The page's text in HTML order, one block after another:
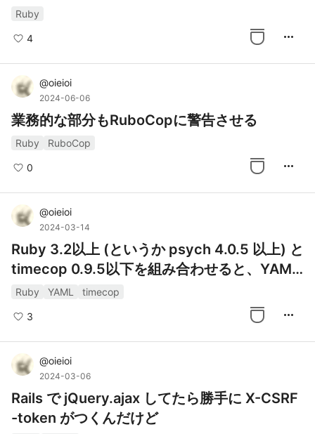
なくてもArgumentErrorにならないのはなぜ
か
Ruby
4 more_horiz
@oieioi
2024-06-06
業務的な部分もRuboCopに警告させる
Ruby RuboCop
0 more_horiz
@oieioi
2024-03-14
Ruby 3.2以上 (というか psych 4.0.5 以上) と
timecop 0.9.5以下を組み合わせると、YAML
の Date がパースされなくなる
Ruby YAML timecop
3 more_horiz
@oieioi
2024-03-06
Rails で jQuery.ajax してたら勝手に X-CSRF
-token がつくんだけど